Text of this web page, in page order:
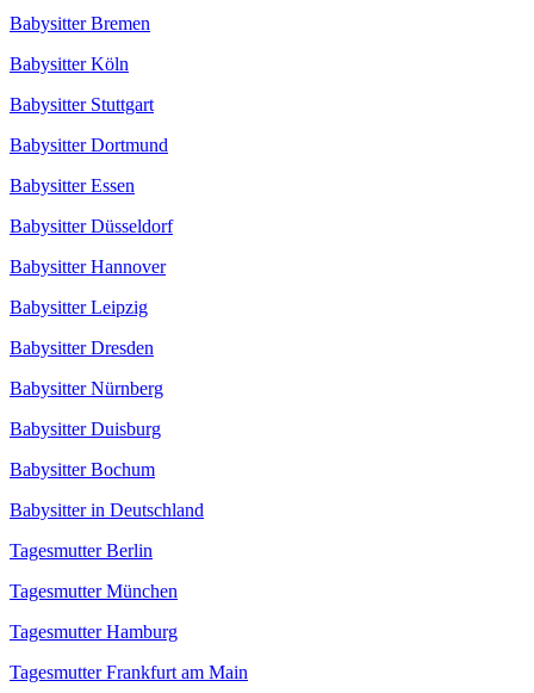
Babysitter Bremen
Babysitter Köln
Babysitter Stuttgart
Babysitter Dortmund
Babysitter Essen
Babysitter Düsseldorf
Babysitter Hannover
Babysitter Leipzig
Babysitter Dresden
Babysitter Nürnberg
Babysitter Duisburg
Babysitter Bochum
Babysitter in Deutschland
Tagesmutter Berlin
Tagesmutter München
Tagesmutter Hamburg
Tagesmutter Frankfurt am Main